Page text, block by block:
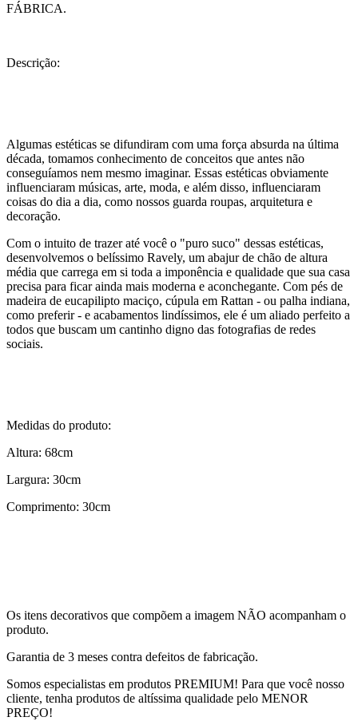
FÁBRICA.
Descrição:
Algumas estéticas se difundiram com uma força absurda na última
década, tomamos conhecimento de conceitos que antes não
conseguíamos nem mesmo imaginar. Essas estéticas obviamente
influenciaram músicas, arte, moda, e além disso, influenciaram
coisas do dia a dia, como nossos guarda roupas, arquitetura e
decoração.
Com o intuito de trazer até você o "puro suco" dessas estéticas,
desenvolvemos o belíssimo Ravely, um abajur de chão de altura
média que carrega em si toda a imponência e qualidade que sua casa
precisa para ficar ainda mais moderna e aconchegante. Com pés de
madeira de eucapilipto maciço, cúpula em Rattan - ou palha indiana,
como preferir - e acabamentos lindíssimos, ele é um aliado perfeito a
todos que buscam um cantinho digno das fotografias de redes
sociais.
Medidas do produto:
Altura: 68cm
Largura: 30cm
Comprimento: 30cm
Os itens decorativos que compõem a imagem NÃO acompanham o
produto.
Garantia de 3 meses contra defeitos de fabricação.
Somos especialistas em produtos PREMIUM! Para que você nosso
cliente, tenha produtos de altíssima qualidade pelo MENOR
PREÇO!